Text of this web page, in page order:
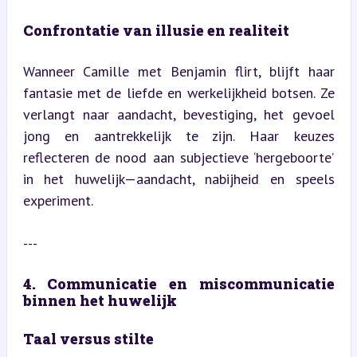
Confrontatie van illusie en realiteit
Wanneer Camille met Benjamin flirt, blijft haar
fantasie met de liefde en werkelijkheid botsen. Ze
verlangt naar aandacht, bevestiging, het gevoel
jong en aantrekkelijk te zijn. Haar keuzes
reflecteren de nood aan subjectieve ‘hergeboorte’
in het huwelijk—aandacht, nabijheid en speels
experiment.
---
4. Communicatie en miscommunicatie
binnen het huwelijk
Taal versus stilte